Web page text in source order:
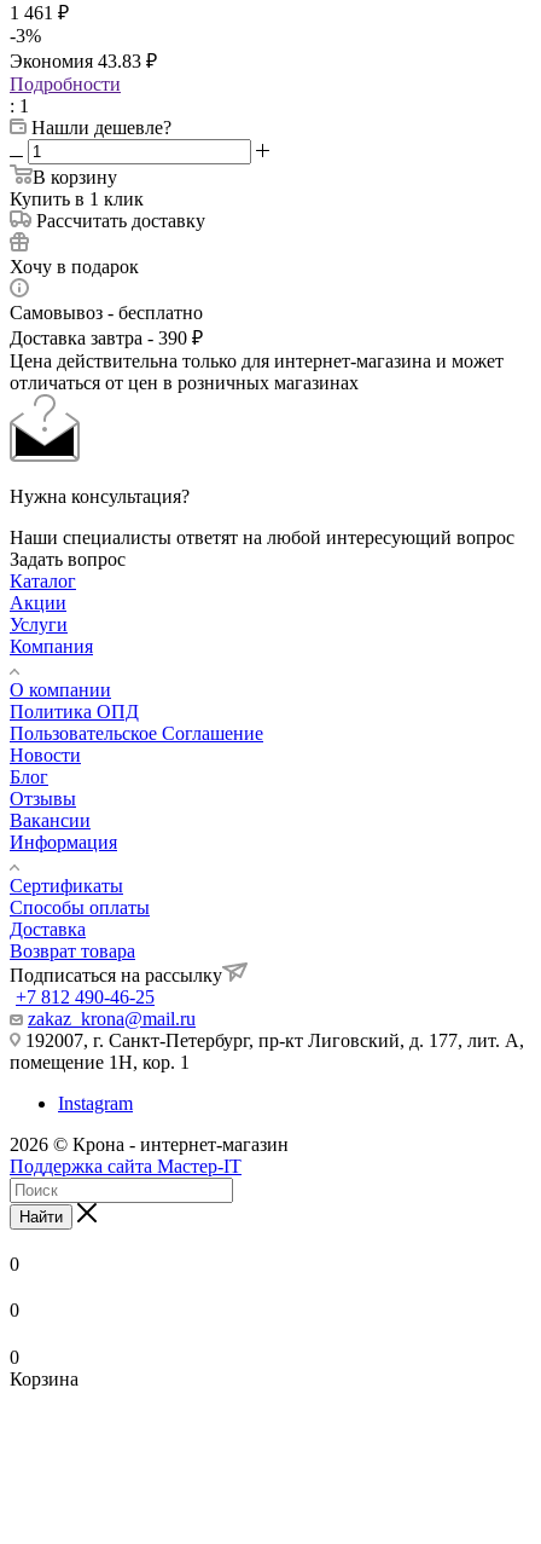
1 461 ₽
-3%
Экономия 43.83 ₽
Подробности
: 1
Нашли дешевле?
В корзину
Купить в 1 клик
Рассчитать доставку
Хочу в подарок
Самовывоз - бесплатно
Доставка завтра - 390 ₽
Цена действительна только для интернет-магазина и может
отличаться от цен в розничных магазинах
Нужна консультация?
Наши специалисты ответят на любой интересующий вопрос
Задать вопрос
Каталог
Акции
Услуги
Компания
О компании
Политика ОПД
Пользовательское Соглашение
Новости
Блог
Отзывы
Вакансии
Информация
Сертификаты
Способы оплаты
Доставка
Возврат товара
Подписаться на рассылку
+7 812 490-46-25
zakaz_krona@mail.ru
192007, г. Санкт-Петербург, пр-кт Лиговский, д. 177, лит. А,
помещение 1Н, кор. 1
Instagram
2026 © Крона - интернет-магазин
Поддержка сайта Мастер-IT
Найти
0
0
0
Корзина